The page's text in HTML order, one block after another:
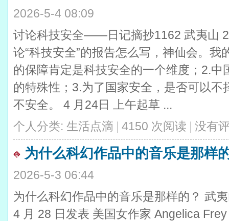
2026-5-4 08:09
讨论科技安全——日记摘抄1162 武夷山
论“科技安全”的报告怎么写，神仙会。
的保障肯定是科技安全的一个维度；2.
的特殊性；3.为了国家安全，是否可以
不安全。 4 月24日 上午起草 ...
个人分类: 生活点滴 | 4150 次阅读 | 没有
为什么科幻作品中的音乐是那样
2026-5-3 06:44
为什么科幻作品中的音乐是那样的？ 武
4 月 28 日发表 美国女作家 Angelica